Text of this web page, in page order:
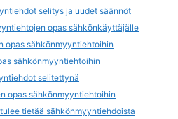
selitys ja uudet säännöt
opas sähkönkäyttäjälle
opas sähkönmyyntiehtoihin
sähkönmyyntiehtoihin
selitettynä
opas sähkönmyyntiehtoihin
tietää sähkönmyyntiehdoista